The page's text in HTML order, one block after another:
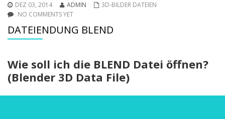
DEZ 03, 2014 ADMIN
3D-BILDER DATEIEN
NO COMMENTS YET
DATEIENDUNG BLEND
Wie soll ich die BLEND Datei öffnen?
(Blender 3D Data File)